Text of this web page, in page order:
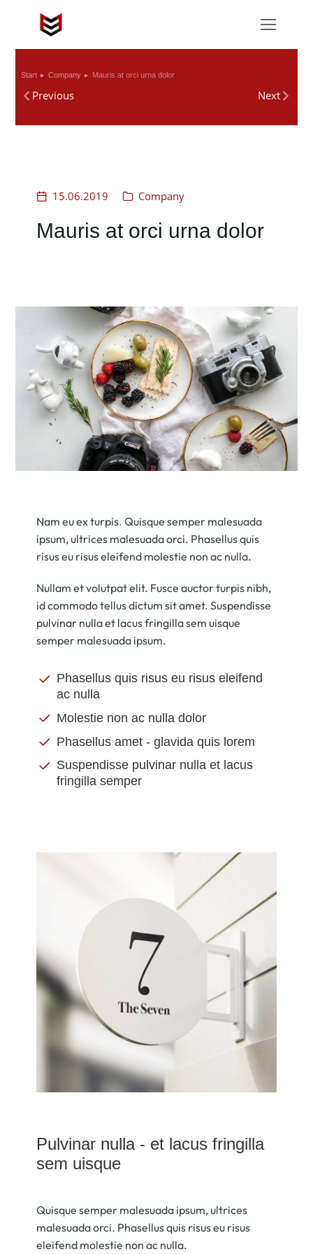
Sie befinden sich hier:
Start Company Mauris at orci urna dolor
Previous Next
15.06.2019 Company
Mauris at orci urna dolor
Nam eu ex turpis. Quisque semper malesuada
ipsum, ultrices malesuada orci. Phasellus quis
risus eu risus eleifend molestie non ac nulla.
Nullam et volutpat elit. Fusce auctor turpis nibh,
id commodo tellus dictum sit amet. Suspendisse
pulvinar nulla et lacus fringilla sem uisque
semper malesuada ipsum.
Phasellus quis risus eu risus eleifend
ac nulla
Molestie non ac nulla dolor
Phasellus amet - glavida quis lorem
Suspendisse pulvinar nulla et lacus
fringilla semper
Pulvinar nulla - et lacus fringilla
sem uisque
Quisque semper malesuada ipsum, ultrices
malesuada orci. Phasellus quis risus eu risus
eleifend molestie non ac nulla.